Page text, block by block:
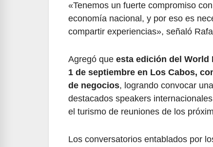
«Tenemos un fuerte compromiso
economía nacional, y por eso es
compartir experiencias», señaló
Agregó que esta edición del World
1 de septiembre en Los Cabos,
de negocios, logrando convocar
destacados speakers
el turismo de reuniones de los
Los conversatorios entablados por